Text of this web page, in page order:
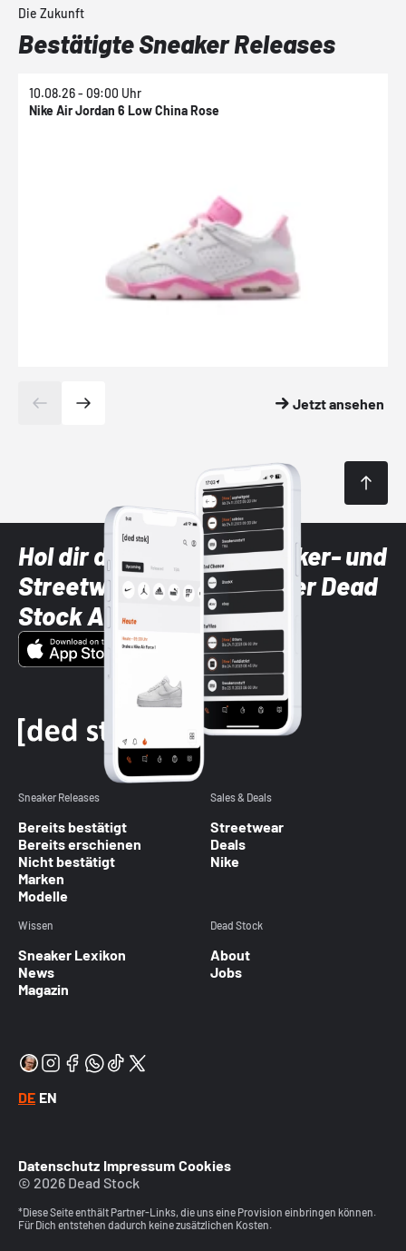
Die Zukunft
Bestätigte Sneaker Releases
10.08.26 - 09:00 Uhr
Nike Air Jordan 6 Low China Rose
Jetzt ansehen
Hol dir die neuesten Sneaker- und
Streetwear-Brands mit der Dead
Stock App
Sneaker Releases
Bereits bestätigt
Bereits erschienen
Nicht bestätigt
Marken
Modelle
Sales & Deals
Streetwear
Deals
Nike
Wissen
Sneaker Lexikon
News
Magazin
Dead Stock
About
Jobs
DE EN
Datenschutz Impressum Cookies
© 2026 Dead Stock
*Diese Seite enthält Partner-Links, die uns eine Provision einbringen können.
Für Dich entstehen dadurch keine zusätzlichen Kosten.